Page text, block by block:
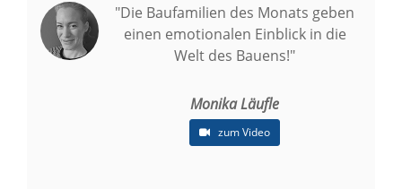
"Die Baufamilien des Monats geben
einen emotionalen Einblick in die
Welt des Bauens!"
Monika Läufle
zum Video